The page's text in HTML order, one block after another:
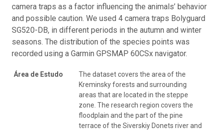
camera traps as a factor influencing the animals’ behavior
and possible caution. We used 4 camera traps Bolyguard
SG520-DB, in different periods in the autumn and winter
seasons. The distribution of the species points was
recorded using a Garmin GPSMAP 60CSx navigator.
Área de Estudo
The dataset covers the area of the
Kreminsky forests and surrounding
areas that are located in the steppe
zone. The research region covers the
floodplain and the part of the pine
terrace of the Siverskiy Donets river and